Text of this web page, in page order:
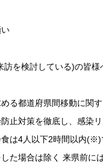
訪を検討している)の皆様
る都道府県間移動に関
止対策を徹底し、感染
食は4人以下2時間以内
た場合は除く 来県前に